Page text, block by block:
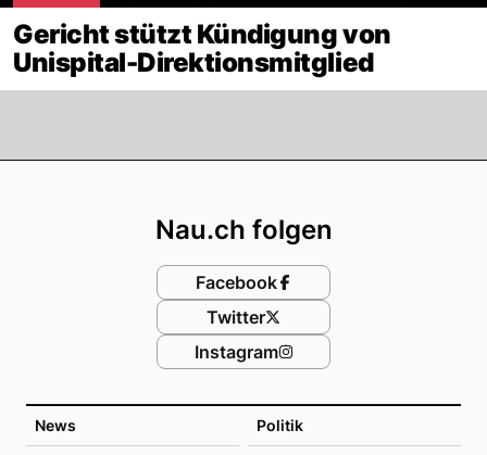
Gericht stützt Kündigung von
Unispital-Direktionsmitglied
News Politik
Nau.ch folgen
Facebook
Twitter
Instagram